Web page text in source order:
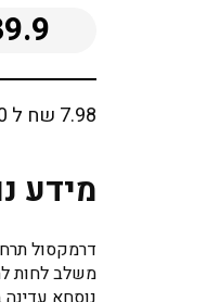
7.98 שח ל 100 גרם
מידע
דרמקסול
משלב לחות